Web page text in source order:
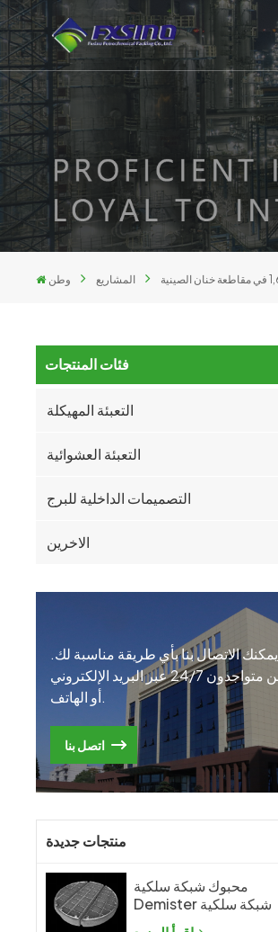
وطن المشاريع
فئات المنتجات
التعبئة المهيكلة
التعبئة العشوائية
التصميمات الداخلية للبرج
الاخرين
يمكنك الاتصال بنا بأي طريقة مناسبة لك.
نحن متواجدون 24/7 عبر البريد الإلكتروني
أو الهاتف.
اتصل بنا
منتجات جديدة
محبوك شبكة سلكية
Demister شبكة سلكية
ضباب المزيل